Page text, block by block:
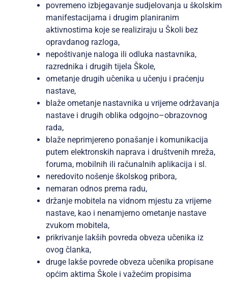
povremeno izbjegavanje sudjelovanja u školskim
manifestacijama i drugim planiranim
aktivnostima koje se realiziraju u Školi bez
opravdanog razloga,
nepoštivanje naloga ili odluka nastavnika,
razrednika i drugih tijela Škole,
ometanje drugih učenika u učenju i praćenju
nastave,
blaže ometanje nastavnika u vrijeme održavanja
nastave i drugih oblika odgojno–obrazovnog
rada,
blaže neprimjereno ponašanje i komunikacija
putem elektronskih naprava i društvenih mreža,
foruma, mobilnih ili računalnih aplikacija i sl.
neredovito nošenje školskog pribora,
nemaran odnos prema radu,
držanje mobitela na vidnom mjestu za vrijeme
nastave, kao i nenamjerno ometanje nastave
zvukom mobitela,
prikrivanje lakših povreda obveza učenika iz
ovog članka,
druge lakše povrede obveza učenika propisane
općim aktima Škole i važećim propisima